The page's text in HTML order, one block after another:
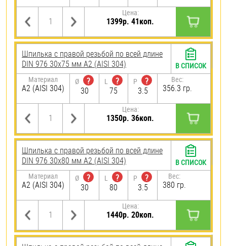
Цена:
1399р. 41коп.
Шпилька с правой резьбой по всей длине
DIN 976 30х75 мм А2 (AISI 304)
Материал
А2 (AISI 304)
Ø
?
30
L
?
75
P
?
3.5
Вес:
356.3 гр.
Цена:
1350р. 36коп.
В СПИСОК
Шпилька с правой резьбой по всей длине
DIN 976 30х80 мм А2 (AISI 304)
Материал
А2 (AISI 304)
Ø
?
30
L
?
80
P
?
3.5
Вес:
380 гр.
Цена:
1440р. 20коп.
В СПИСОК